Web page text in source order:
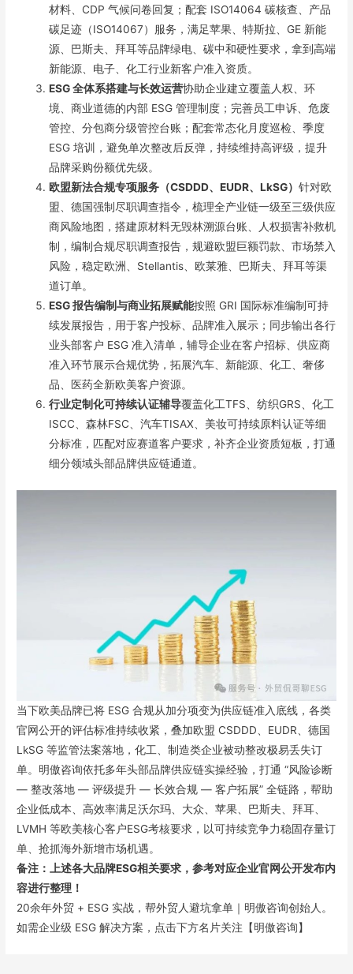
材料、CDP 气候问卷回复；配套 ISO14064 碳核查、产品
碳足迹（ISO14067）服务，满足苹果、特斯拉、GE 新能
源、巴斯夫、拜耳等品牌绿电、碳中和硬性要求，拿到高端
新能源、电子、化工行业新客户准入资质。
ESG 全体系搭建与长效运营协助企业建立覆盖人权、环
境、商业道德的内部 ESG 管理制度；完善员工申诉、危废
管控、分包商分级管控台账；配套常态化月度巡检、季度
ESG 培训，避免单次整改后反弹，持续维持高评级，提升
品牌采购份额优先级。
欧盟新法合规专项服务（CSDDD、EUDR、LkSG）针对欧
盟、德国强制尽职调查指令，梳理全产业链一级至三级供应
商风险地图，搭建原材料无毁林溯源台账、人权损害补救机
制，编制合规尽职调查报告，规避欧盟巨额罚款、市场禁入
风险，稳定欧洲、Stellantis、欧莱雅、巴斯夫、拜耳等渠
道订单。
ESG 报告编制与商业拓展赋能按照 GRI 国际标准编制可持
续发展报告，用于客户投标、品牌准入展示；同步输出各行
业头部客户 ESG 准入清单，辅导企业在客户招标、供应商
准入环节展示合规优势，拓展汽车、新能源、化工、奢侈
品、医药全新欧美客户资源。
行业定制化可持续认证辅导覆盖化工TFS、纺织GRS、化工
ISCC、森林FSC、汽车TISAX、美妆可持续原料认证等细
分标准，匹配对应赛道客户要求，补齐企业资质短板，打通
细分领域头部品牌供应链通道。
当下欧美品牌已将 ESG 合规从加分项变为供应链准入底线，各类
官网公开的评估标准持续收紧，叠加欧盟 CSDDD、EUDR、德国
LkSG 等监管法案落地，化工、制造类企业被动整改极易丢失订
单。明傲咨询依托多年头部品牌供应链实操经验，打通 “风险诊断
— 整改落地 — 评级提升 — 长效合规 — 客户拓展” 全链路，帮助
企业低成本、高效率满足沃尔玛、大众、苹果、巴斯夫、拜耳、
LVMH 等欧美核心客户ESG考核要求，以可持续竞争力稳固存量订
单、抢抓海外新增市场机遇。
备注：上述各大品牌ESG相关要求，参考对应企业官网公开发布内
容进行整理！
20余年外贸 + ESG 实战，帮外贸人避坑拿单｜明傲咨询创始人。
如需企业级 ESG 解决方案，点击下方名片关注【明傲咨询】